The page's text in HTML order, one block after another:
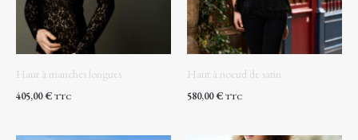
Haut à manches longues
405,00€ TTC
Haut à noeud de satin
580,00€ TTC